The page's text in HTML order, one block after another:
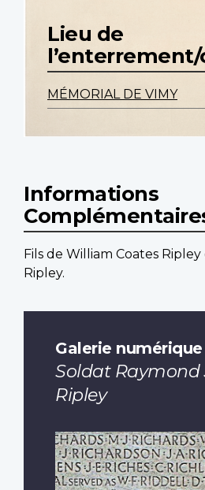
Lieu de
MÉMORIAL DE VIMY
Informations
Fils de William Coates
Ripley.
Galerie
Soldat
Ripley